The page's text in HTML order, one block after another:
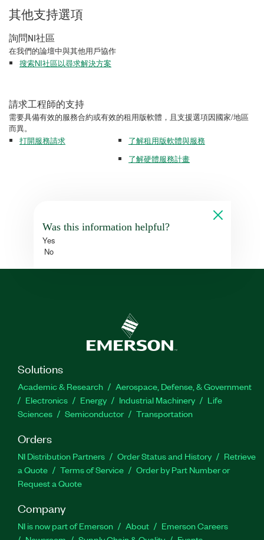
其他支持選項
詢問NI社區
在我們的論壇中與其他用戶協作
搜索NI社區以尋求解決方案
請求工程師的支持
需要具備有效的服務合約或有效的租用版軟體，且支援選項因國家/地區
而異。
打開服務請求
了解租用版軟體與服務
了解硬體服務計畫
Was this information helpful?
Yes
No
Solutions
Academic & Research
Aerospace, Defense, & Government
Electronics
Energy Industrial Machinery
Life
Sciences
Semiconductor Transportation
Orders
NI Distribution Partners Order Status and History
Retrieve
a Quote
Terms of Service
Order by Part Number or
Request a Quote
Company
NI is now part of Emerson About
Emerson Careers